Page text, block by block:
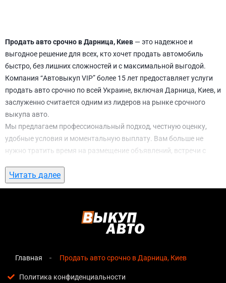
Продать авто срочно в Дарница, Киев — это надежное и
выгодное решение для всех, кто хочет продать автомобиль
быстро, без лишних сложностей и с максимальной выгодой.
Компания “Автовыкуп VIP” более 15 лет предоставляет услуги
продать авто срочно по всей Украине, включая Дарница, Киев, и
заслуженно считается одним из лидеров на рынке срочного
выкупа авто.
Мы предлагаем профессиональный подход, честную оценку,
удобные условия и моментальную выплату. Вам больше не
нужно тратить время на размещение объявлений, встречи с
ожидание. С нами вы можете
Киеввсего за 1 день.
авто срочно в Дарница, Киев
озвучивается сразу после обращения, без скрытых
Прозрачные условия— все этапы сделки полностью
Читать далее
Главная Продать авто срочно в Дарница, Киев
Политика конфиденциальности